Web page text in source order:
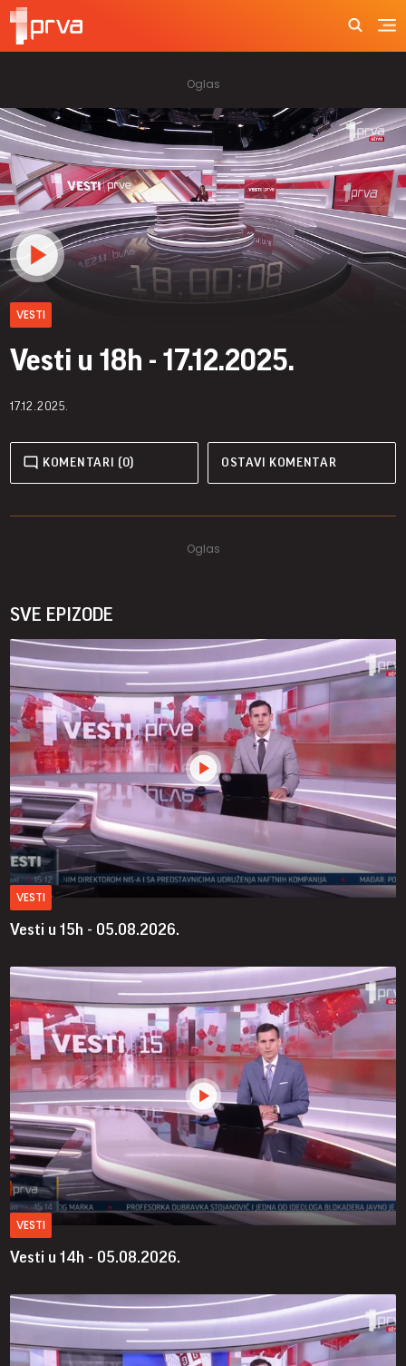
VESTI
Vesti u 18h - 17.12.2025.
17.12.2025.
KOMENTARI (0) OSTAVI KOMENTAR
SVE EPIZODE
VESTI
Vesti u 15h - 05.08.2026.
VESTI
Vesti u 14h - 05.08.2026.